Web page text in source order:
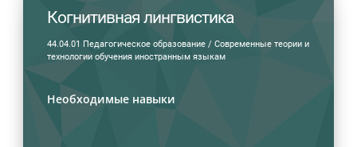
Когнитивная лингвистика
44.04.01 Педагогическое образование / Современные теории и
технологии обучения иностранным языкам
Необходимые навыки